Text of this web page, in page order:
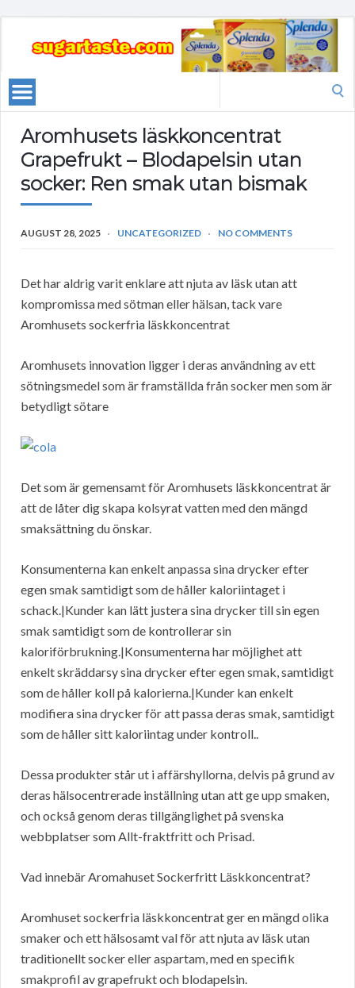
Aromhusets läskkoncentrat
Grapefrukt – Blodapelsin utan
socker: Ren smak utan bismak
AUGUST 28, 2025 UNCATEGORIZED NO COMMENTS
Det har aldrig varit enklare att njuta av läsk utan att
kompromissa med sötman eller hälsan, tack vare
Aromhusets sockerfria läskkoncentrat
Aromhusets innovation ligger i deras användning av ett
sötningsmedel som är framställda från socker men som är
betydligt sötare
Det som är gemensamt för Aromhusets läskkoncentrat är
att de låter dig skapa kolsyrat vatten med den mängd
smaksättning du önskar.
Konsumenterna kan enkelt anpassa sina drycker efter
egen smak samtidigt som de håller kaloriintaget i
schack.|Kunder kan lätt justera sina drycker till sin egen
smak samtidigt som de kontrollerar sin
kaloriförbrukning.|Konsumenterna har möjlighet att
enkelt skräddarsy sina drycker efter egen smak, samtidigt
som de håller koll på kalorierna.|Kunder kan enkelt
modifiera sina drycker för att passa deras smak, samtidigt
som de håller sitt kaloriintag under kontroll..
Dessa produkter står ut i affärshyllorna, delvis på grund av
deras hälsocentrerade inställning utan att ge upp smaken,
och också genom deras tillgänglighet på svenska
webbplatser som Allt-fraktfritt och Prisad.
Vad innebär Aromahuset Sockerfritt Läskkoncentrat?
Aromhuset sockerfria läskkoncentrat ger en mängd olika
smaker och ett hälsosamt val för att njuta av läsk utan
traditionellt socker eller aspartam, med en specifik
smakprofil av grapefrukt och blodapelsin.